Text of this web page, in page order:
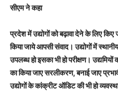
सीएम ने कहा
प्रदेश में उद्योगों को बढ़ावा देने के लिए किए
किया जाये आपसी संवाद। उद्योगों में
उपलब्ध हो इसका भी हो परीक्षण।
का किया जाए सरलीकरण, बनाई जाए
उद्योगों के कांक्रीट ऑडिट की भी हो